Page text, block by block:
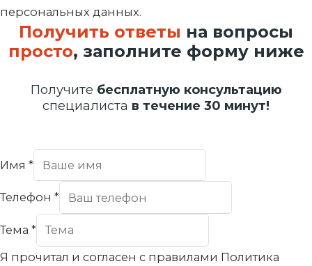
персональных данных.
Получить ответы на вопросы
просто, заполните форму ниже
Получите бесплатную консультацию
специалиста в течение 30 минут!
Имя *
Телефон *
Тема *
Я прочитал и согласен с правилами Политика